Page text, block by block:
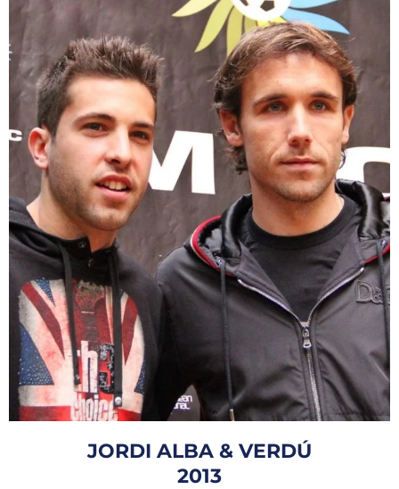
JORDI ALBA & VERDÚ
2013